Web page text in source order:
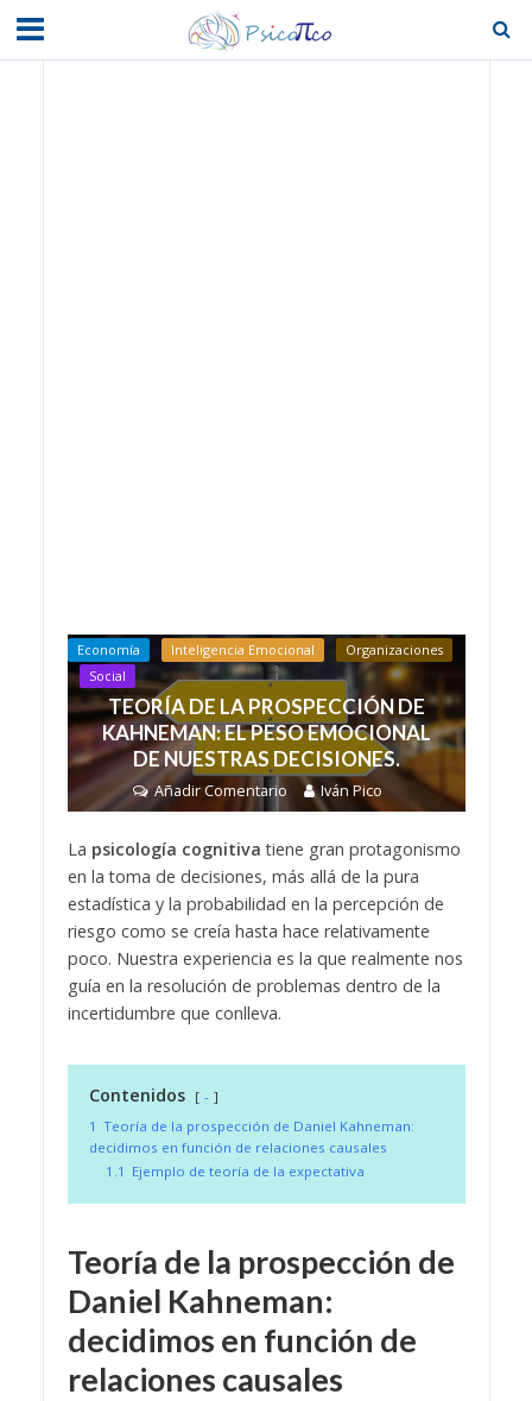
Economía Inteligencia Emocional
Organizaciones
Social
TEORÍA DE LA PROSPECCIÓN DE
KAHNEMAN: EL PESO EMOCIONAL
DE NUESTRAS DECISIONES.
Añadir Comentario Iván Pico
La psicología cognitiva tiene gran protagonismo
en la toma de decisiones, más allá de la pura
estadística y la probabilidad en la percepción de
riesgo como se creía hasta hace relativamente
poco. Nuestra experiencia es la que realmente nos
guía en la resolución de problemas dentro de la
incertidumbre que conlleva.
Contenidos
-
1 Teoría de la prospección de Daniel Kahneman:
decidimos en función de relaciones causales
1.1 Ejemplo de teoría de la expectativa
Teoría de la prospección de
Daniel Kahneman:
decidimos en función de
relaciones causales